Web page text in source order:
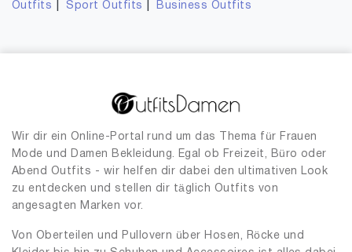
Outfits
Sport Outfits Business Outfits
Wir dir ein Online-Portal rund um das Thema für Frauen
Mode und Damen Bekleidung. Egal ob Freizeit, Büro oder
Abend Outfits - wir helfen dir dabei den ultimativen Look
zu entdecken und stellen dir täglich Outfits von
angesagten Marken vor.
Von Oberteilen und Pullovern über Hosen, Röcke und